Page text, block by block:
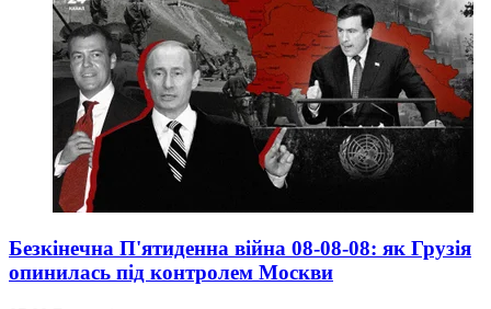
Безкінечна П'ятиденна війна 08-08-08: як Грузія
опинилась під контролем Москви